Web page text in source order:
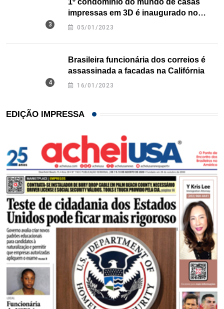
1º condomínio do mundo de casas
impressas em 3D é inaugurado no
Texas
05/01/2023
Brasileira funcionária dos correios é
assassinada a facadas na Califórnia
16/01/2023
EDIÇÃO IMPRESSA